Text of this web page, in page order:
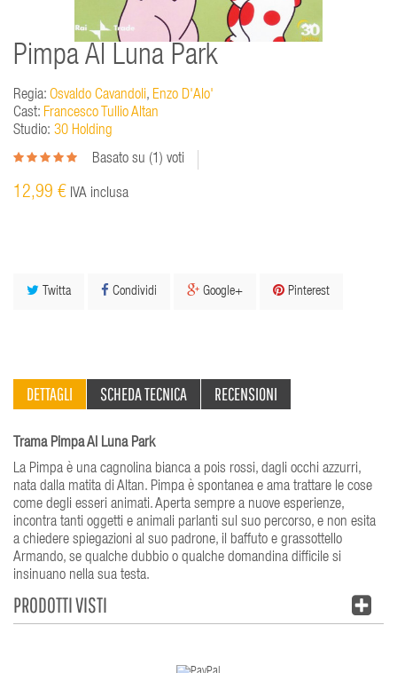
Pimpa Al Luna Park
Regia: Osvaldo Cavandoli, Enzo D'Alo'
Cast: Francesco Tullio Altan
Studio: 30 Holding
Basato su (1) voti
12,99 € IVA inclusa
Twitta Condividi Google+ Pinterest
DETTAGLI SCHEDA TECNICA RECENSIONI
Trama Pimpa Al Luna Park
La Pimpa è una cagnolina bianca a pois rossi, dagli occhi azzurri,
nata dalla matita di Altan. Pimpa è spontanea e ama trattare le cose
come degli esseri animati. Aperta sempre a nuove esperienze,
incontra tanti oggetti e animali parlanti sul suo percorso, e non esita
a chiedere spiegazioni al suo padrone, il baffuto e grassottello
Armando, se qualche dubbio o qualche domandina difficile si
insinuano nella sua testa.
PRODOTTI VISTI